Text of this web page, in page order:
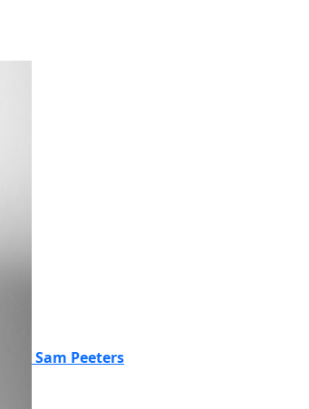
Sam Peeters